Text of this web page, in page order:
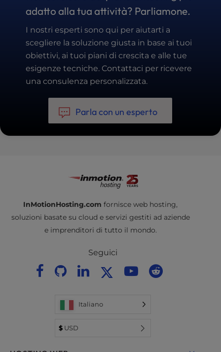
adatto alla tua attività? Parliamone.
I nostri esperti sono qui per aiutarti a
scegliere la soluzione giusta in base ai tuoi
obiettivi, ai tuoi piani di crescita e alle tue
esigenze tecniche. Contattaci per ricevere
una consulenza personalizzata.
Parla con un esperto
InMotionHosting.com fornisce web hosting,
soluzioni basate su cloud e servizi gestiti ad aziende
e imprenditori di tutto il mondo.
Seguici
Italiano
$USD